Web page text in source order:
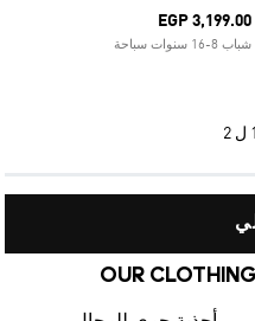
EGP 3,199.00
شباب 8-16 سنوات سباحة
1 ل 2
OUR